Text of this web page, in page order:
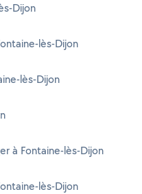
Dijon
lès-Dijon
lès-Dijon
à Fontaine-lès-Dijon
lès-Dijon